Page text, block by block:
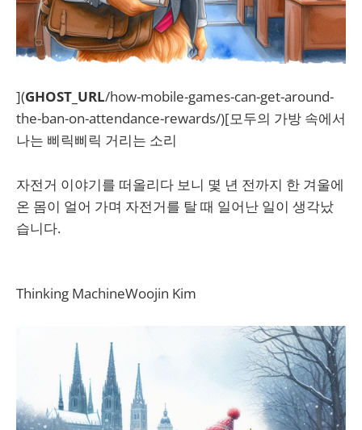
](GHOST_URL/how-mobile-games-can-get-around-
the-ban-on-attendance-rewards/)[모두의 가방 속에서
나는 삐릭삐릭 거리는 소리
자전거 이야기를 떠올리다 보니 몇 년 전까지 한 겨울에
온 몸이 얼어 가며 자전거를 탈 때 일어난 일이 생각났
습니다.
Thinking MachineWoojin Kim